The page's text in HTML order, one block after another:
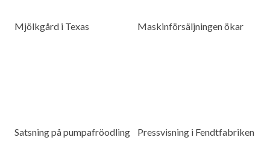
Mjölkgård i Texas Maskinförsäljningen ökar
Satsning på pumpafröodling Pressvisning i Fendtfabriken